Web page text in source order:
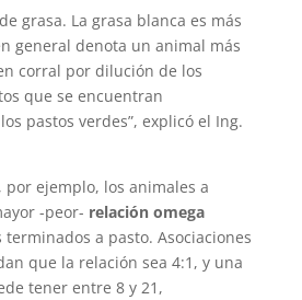
grasa. La grasa blanca es más
general denota un animal más
corral por dilución de los
que se encuentran
pastos verdes”, explicó el Ing.
por ejemplo, los animales a
-peor- relación omega
terminados a pasto. Asociaciones
que la relación sea 4:1, y una
tener entre 8 y 21,